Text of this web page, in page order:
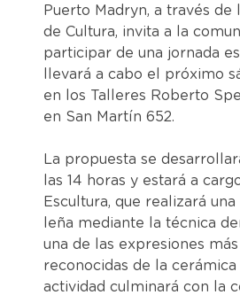
Puerto Madryn, a través de
de Cultura, invita a la
participar de una jornada
llevará a cabo el próximo
en los Talleres Roberto
en San Martín 652.
La propuesta se
las 14 horas y estará a
Escultura, que realizará
leña mediante la técnica
una de las expresiones
reconocidas de la cerámica
actividad culminará con la